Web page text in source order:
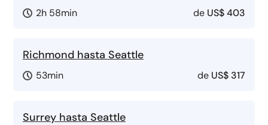
2h 58min de US$ 403
Richmond hasta Seattle
53min de US$ 317
Surrey hasta Seattle